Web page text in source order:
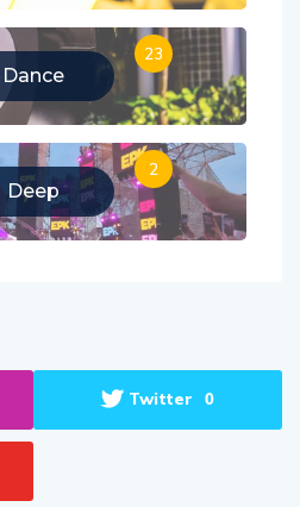
Dance
23
Deep
2
0